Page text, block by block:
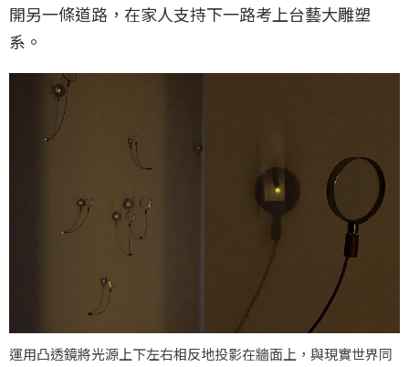
開另一條道路，在家人支持下一路考上台藝大雕塑
系。
運用凸透鏡將光源上下左右相反地投影在牆面上，與現實世界同